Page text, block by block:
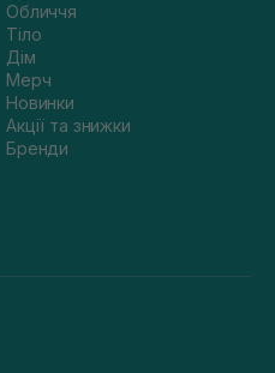
Обличчя
Тіло
Дім
Мерч
Новинки
Акції та знижки
Бренди